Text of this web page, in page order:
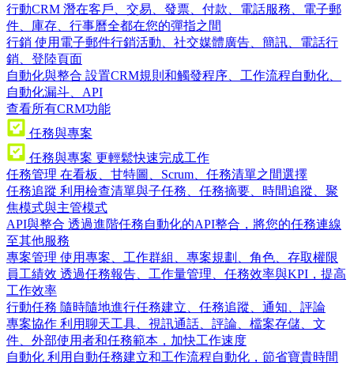
行動CRM 潛在客戶、交易、發票、付款、電話服務、電子郵
件、庫存、行事曆全都在您的彈指之間
行銷 使用電子郵件行銷活動、社交媒體廣告、簡訊、電話行
銷、登陸頁面
自動化與整合 設置CRM規則和觸發程序、工作流程自動化、
自動化漏斗、API
查看所有CRM功能
任務與專案
任務與專案 更輕鬆快速完成工作
任務管理 在看板、甘特圖、Scrum、任務清單之間選擇
任務追蹤 利用檢查清單與子任務、任務摘要、時間追蹤、聚
焦模式與主管模式
API與整合 透過進階任務自動化的API整合，將您的任務連線
至其他服務
專案管理 使用專案、工作群組、專案規劃、角色、存取權限
員工績效 透過任務報告、工作量管理、任務效率與KPI，提高
工作效率
行動任務 隨時隨地進行任務建立、任務追蹤、通知、評論
專案協作 利用聊天工具、視訊通話、評論、檔案存儲、文
件、外部使用者和任務範本，加快工作速度
自動化 利用自動任務建立和工作流程自動化，節省寶貴時間